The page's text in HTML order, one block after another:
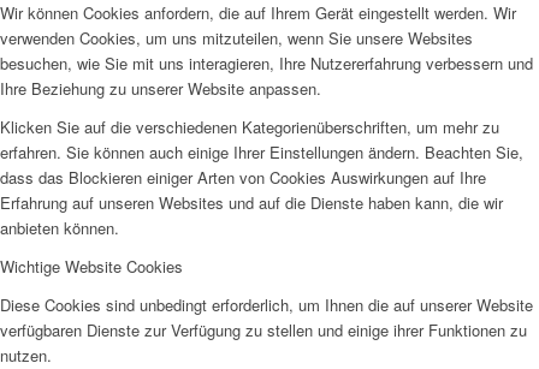
Wir können Cookies anfordern, die auf Ihrem Gerät eingestellt werden. Wir
verwenden Cookies, um uns mitzuteilen, wenn Sie unsere Websites
besuchen, wie Sie mit uns interagieren, Ihre Nutzererfahrung verbessern und
Ihre Beziehung zu unserer Website anpassen.
Klicken Sie auf die verschiedenen Kategorienüberschriften, um mehr zu
erfahren. Sie können auch einige Ihrer Einstellungen ändern. Beachten Sie,
dass das Blockieren einiger Arten von Cookies Auswirkungen auf Ihre
Erfahrung auf unseren Websites und auf die Dienste haben kann, die wir
anbieten können.
Wichtige Website Cookies
Diese Cookies sind unbedingt erforderlich, um Ihnen die auf unserer Website
verfügbaren Dienste zur Verfügung zu stellen und einige ihrer Funktionen zu
nutzen.